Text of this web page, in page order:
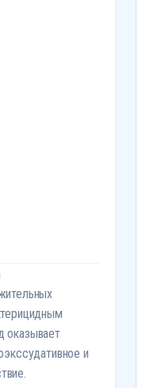
оказывает
и